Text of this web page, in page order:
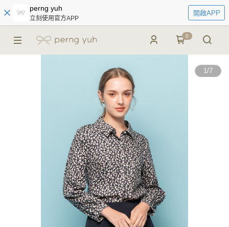
perng yuh
立刻使用官方APP
開啟APP
0
1/7